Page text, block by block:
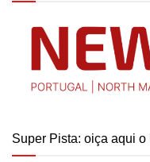
Super Pista: oiça aqui